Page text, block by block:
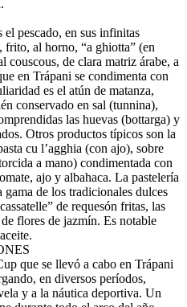
el pescado, en sus infinitas
frito, al horno, “a ghiotta” (en
couscous, de clara matriz árabe, a
en Trápani se condimenta con
es el atún de matanza,
conservado en sal (tunnina),
las huevas (bottarga) y
Otros productos típicos son la
cu l’agghia (con ajo), sobre
a mano) condimentada con
ajo y albahaca. La pastelería
gama de los tradicionales dulces
de requesón fritas, las
flores de jazmín. Es notable
que se llevó a cabo en Trápani
en diversos períodos,
y a la náutica deportiva. Un